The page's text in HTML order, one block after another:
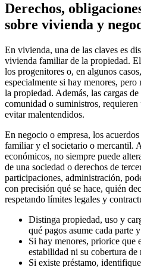
Derechos,
sobre vivienda y
En vivienda, una de las claves es
vivienda familiar de la propiedad.
los progenitores o, en algunos
especialmente si hay menores,
la propiedad. Además, las cargas
comunidad o suministros,
evitar malentendidos.
En negocio o empresa, los
familiar y el societario o mercantil.
económicos, no siempre puede
de una sociedad o derechos de
participaciones, administración,
con precisión qué se hace, quién
respetando límites legales y
Distinga propiedad, uso y
qué pagos asume cada parte
Si hay menores, priorice que
estabilidad ni su cobertura de
Si existe préstamo,